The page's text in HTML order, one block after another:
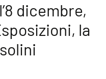
dicembre,
la